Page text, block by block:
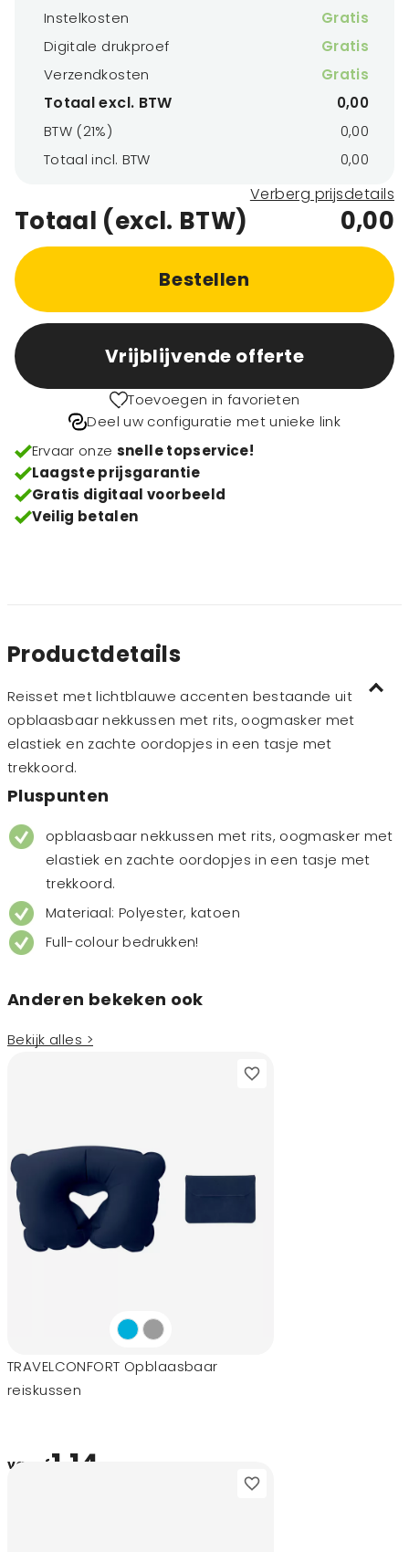
Instelkosten
Gratis
Digitale drukproef
Gratis
Verzendkosten
Gratis
Totaal excl. BTW
0,00
BTW (21%)
0,00
Totaal incl. BTW
0,00
Verberg prijsdetails
Totaal (excl. BTW) 0,00
Bestellen
Vrijblijvende offerte
Toevoegen in favorieten
Deel uw configuratie met unieke link
Ervaar onze snelle topservice!
Laagste prijsgarantie
Gratis digitaal voorbeeld
Veilig betalen
Productdetails
Reisset met lichtblauwe accenten bestaande uit
opblaasbaar nekkussen met rits, oogmasker met
elastiek en zachte oordopjes in een tasje met
trekkoord.
Pluspunten
opblaasbaar nekkussen met rits, oogmasker met
elastiek en zachte oordopjes in een tasje met
trekkoord.
Materiaal: Polyester, katoen
Full-colour bedrukken!
Anderen bekeken ook
Bekijk alles >
TRAVELCONFORT Opblaasbaar
reiskussen
vanaf1,14